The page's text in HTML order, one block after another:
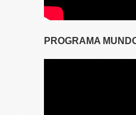
PROGRAMA